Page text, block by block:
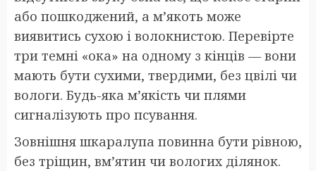
або пошкоджений, а м’якоть може
виявитись сухою і волокнистою. Перевірте
три темні «ока» на одному з кінців — вони
мають бути сухими, твердими, без цвілі чи
вологи. Будь-яка м’якість чи плями
сигналізують про псування.
Зовнішня шкаралупа повинна бути рівною,
без тріщин, вм’ятин чи вологих ділянок.